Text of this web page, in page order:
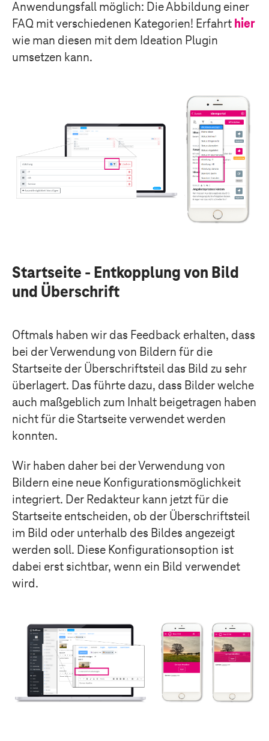
Anwendungsfall möglich: Die Abbildung einer
FAQ mit verschiedenen Kategorien! Erfahrthier
wie man diesen mit dem Ideation Plugin
umsetzen kann.
Startseite - Entkopplung von Bild
und Überschrift
Oftmals haben wir das Feedback erhalten, dass
bei der Verwendung von Bildern für die
Startseite der Überschriftsteil das Bild zu sehr
überlagert. Das führte dazu, dass Bilder welche
auch maßgeblich zum Inhalt beigetragen haben
nicht für die Startseite verwendet werden
konnten.
Wir haben daher bei der Verwendung von
Bildern eine neue Konfigurationsmöglichkeit
integriert. Der Redakteur kann jetzt für die
Startseite entscheiden, ob der Überschriftsteil
im Bild oder unterhalb des Bildes angezeigt
werden soll. Diese Konfigurationsoption ist
dabei erst sichtbar, wenn ein Bild verwendet
wird.